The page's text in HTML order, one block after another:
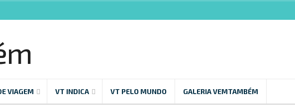
VIAGEM VT INDICA VT PELO MUNDO GALERIA VEMTAMBÉM